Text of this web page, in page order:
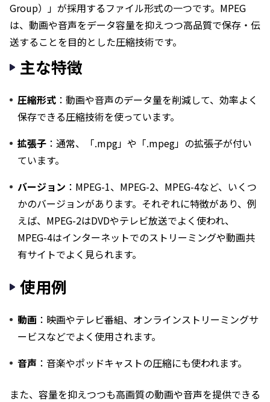
Group）」が採用するファイル形式の一つです。MPEG
は、動画や音声をデータ容量を抑えつつ高品質で保存・伝
送することを目的とした圧縮技術です。
主な特徴
圧縮形式 ：動画や音声のデータ量を削減して、効率よく
保存できる圧縮技術を使っています。
拡張子 ：通常、「.mpg」や「.mpeg」の拡張子が付い
ています。
バージョン ：MPEG-1、MPEG-2、MPEG-4など、いくつ
かのバージョンがあります。それぞれに特徴があり、例
えば、MPEG-2はDVDやテレビ放送でよく使われ、
MPEG-4はインターネットでのストリーミングや動画共
有サイトでよく見られます。
使用例
動画 ：映画やテレビ番組、オンラインストリーミングサ
ービスなどでよく使用されます。
音声 ：音楽やポッドキャストの圧縮にも使われます。
また、容量を抑えつつも高画質の動画や音声を提供できる